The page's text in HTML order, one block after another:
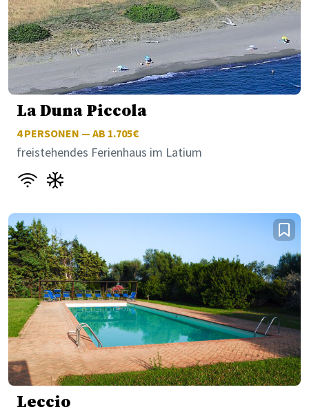
La Duna Piccola
4PERSONEN — AB 1.705€
freistehendes Ferienhaus im Latium
Leccio